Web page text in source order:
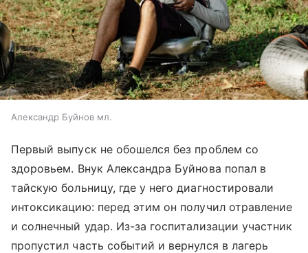
Александр Буйнов мл.
Первый выпуск не обошелся без проблем со
здоровьем. Внук Александра Буйнова попал в
тайскую больницу, где у него диагностировали
интоксикацию: перед этим он получил отравление
и солнечный удар. Из-за госпитализации участник
пропустил часть событий и вернулся в лагерь